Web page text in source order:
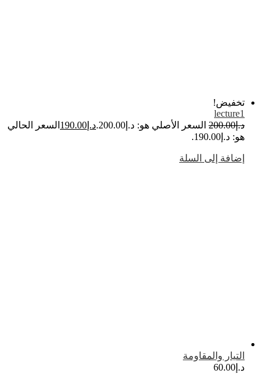
200.00 السعر الأصلي هو: د.إ200.00. د.إ190.00السعر الحالي
إلى السلة
والمقاومة